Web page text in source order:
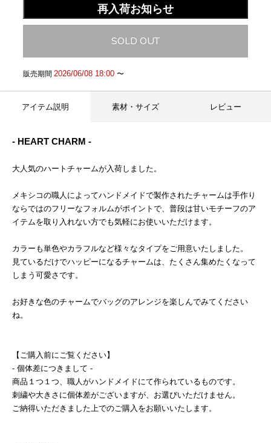
再入荷お知らせ
SOLD OUT
販売期間 2026/06/08 18:00〜
アイテム説明 素材・サイズ レビュー
- HEART CHARM -
大人気のハートチャームが入荷しました。
メキシコの職人によってハンドメイドで製作されたチャームは手作り
ならではのフリーなフォルムがポイントで、普段は甘いモチーフのア
イテムを取り入れない方でも気軽にお使いいただけます。
カラーも単色やカラフルなど様々なタイプをご用意いたしました。
見ているだけでハッピーになるチャームは、たくさん集めたくなって
しまう可愛さです。
お好きな色のチャームでバッグのアレンジを楽しんでみてください
ね。
【ご購入前にご覧ください】
- 個体差につきまして -
商品１つ１つ、職人がハンドメイドにて作られているものです。
刺繍や大きさに個体差がございますが、お選びいただけません。
ご納得いただきました上でのご購入をお願いいたします。